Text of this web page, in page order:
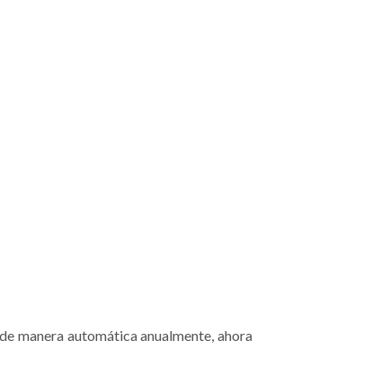
manera automática anualmente, ahora